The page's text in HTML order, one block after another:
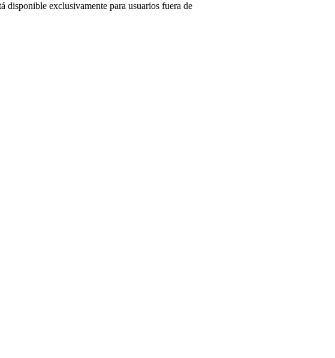
disponible exclusivamente para usuarios fuera de